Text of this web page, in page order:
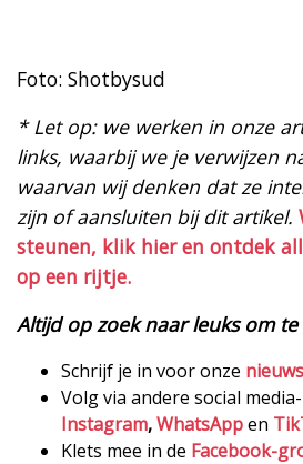
Foto: Shotbysud
* Let op: we werken in onze
links, waarbij we je verwijzen
waarvan wij denken dat ze
zijn of aansluiten bij dit artikel.
steunen, klik hier en ontdek
op een rijtje.
Altijd op zoek naar leuks om te
Schrijf je in voor onze
Volg via andere social
Instagram,WhatsAppen
Klets mee in de Facebook-